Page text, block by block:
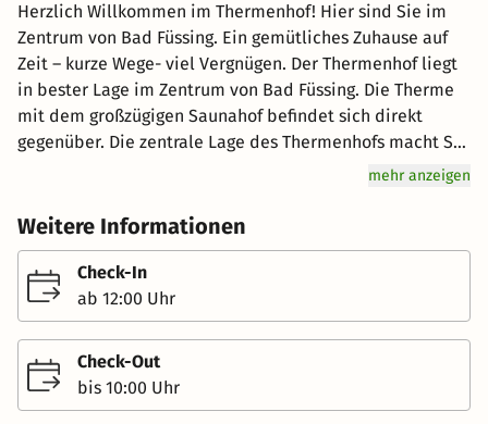
Herzlich Willkommen im Thermenhof! Hier sind Sie im
Zentrum von Bad Füssing. Ein gemütliches Zuhause auf
Zeit – kurze Wege- viel Vergnügen. Der Thermenhof liegt
in bester Lage im Zentrum von Bad Füssing. Die Therme
mit dem großzügigen Saunahof befindet sich direkt
gegenüber. Die zentrale Lage des Thermenhofs macht Sie
unabhängig vom Auto oder öffentlichen Verkehrsmitteln!
alle die gleiche Größe und bieten eine gleiche
Ausstattung. Neben kostenlosen Telefonaten ins
Deutsche Festnetz über unsere Zimmertelefone, bieten
wir Ihnen gratis W-LAN auf jedem Zimmer sowie
Flatscreen-Fernseher mit 85 TV- und 60 Radio-
Programmen. Ausstattung unserer Appartements:
Komplett eingerichtete Kochnische +++ Gemütliche
Appartements mit Bad bzw. Dusche/WC, Fön, Radio,
mehr anzeigen
Weitere Informationen
Check-In
ab 12:00 Uhr
Check-Out
bis 10:00 Uhr